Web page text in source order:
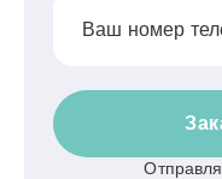
Ваш номер